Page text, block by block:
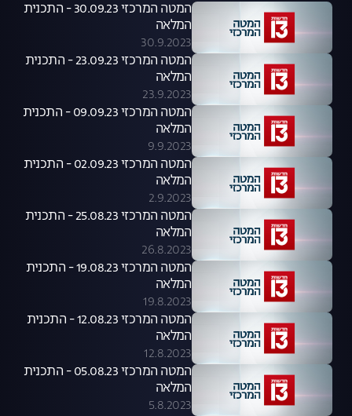
המטה המרכזי 30.09.23 - התכנית
המלאה
30.9.2023
המטה המרכזי 23.09.23 - התכנית
המלאה
23.9.2023
המטה המרכזי 09.09.23 - התכנית
המלאה
9.9.2023
המטה המרכזי 02.09.23 - התכנית
המלאה
2.9.2023
המטה המרכזי 25.08.23 - התכנית
המלאה
26.8.2023
המטה המרכזי 19.08.23 - התכנית
המלאה
19.8.2023
המטה המרכזי 12.08.23 - התכנית
המלאה
12.8.2023
המטה המרכזי 05.08.23 - התכנית
המלאה
5.8.2023